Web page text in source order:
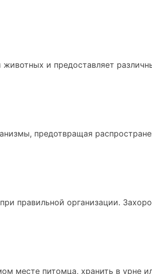
и предоставляет
предотвращая
правильной организации.
месте питомца, хранить в урне